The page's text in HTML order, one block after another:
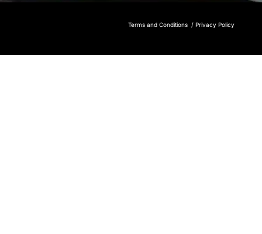
Terms and Conditions / Privacy Policy